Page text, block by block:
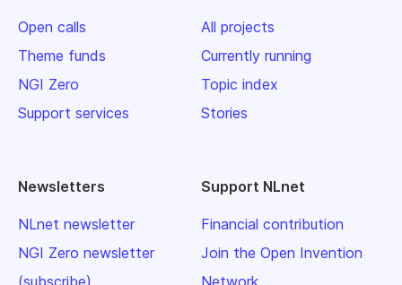
Open calls
Theme funds
NGI Zero
Support services
All projects
Currently running
Topic index
Stories
Newsletters
NLnet newsletter
NGI Zero newsletter
Support NLnet
Financial contribution
Join the Open Invention